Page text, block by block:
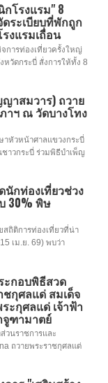
กโรงแรม" 8
ดระเบียบที่พักถูก
งแรมเถื่อน
การท่องเที่ยวครั้งใหญ่
หวัดกระบี่ สั่งการให้ทั้ง 8
าสมวาร) ถวาย
าฯ ณ วัดบางโทง
หัวหน้าศาลแขวงกระบี่
าวกระบี่ ร่วมพิธีบำเพ็ญ
นักท่องเที่ยวช่วง
30% พิษ
สถิติการท่องเที่ยวที่น่า
เม.ย. 69) พบว่า
ะกอบพิธีสวด
กุศลแด่ สมเด็จ
ะกุศลแด่ เจ้าฟ้า
ฑามาตย์
วนราชการและ
ถวายพระราชกุศลแด่